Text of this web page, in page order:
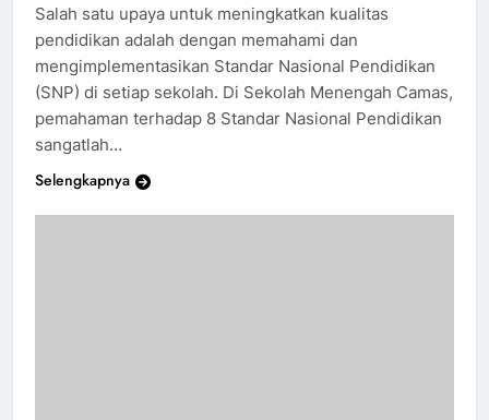
Salah satu upaya untuk meningkatkan kualitas
pendidikan adalah dengan memahami dan
mengimplementasikan Standar Nasional Pendidikan
(SNP) di setiap sekolah. Di Sekolah Menengah Camas,
pemahaman terhadap 8 Standar Nasional Pendidikan
sangatlah…
Selengkapnya